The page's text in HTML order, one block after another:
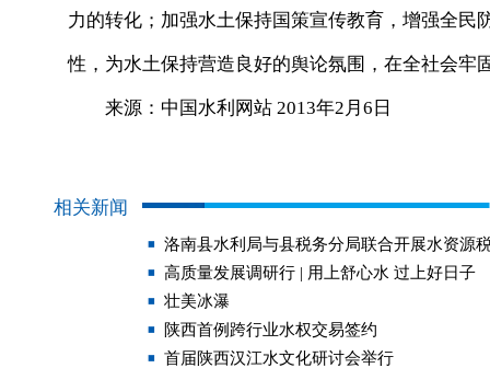
力的转化；加强水土保持国策宣传教育，增强全
性，为水土保持营造良好的舆论氛围，在全社会牢
来源：中国水利网站 2013年2月6日
相关新闻
洛南县水利局与县税务分局联合开展水资源
高质量发展调研行 | 用上舒心水 过上好日子
壮美冰瀑
陕西首例跨行业水权交易签约
首届陕西汉江水文化研讨会举行